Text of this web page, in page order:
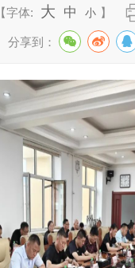
【字体:
大 中 小 】
分享到：